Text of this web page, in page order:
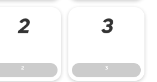
²
²
³
³